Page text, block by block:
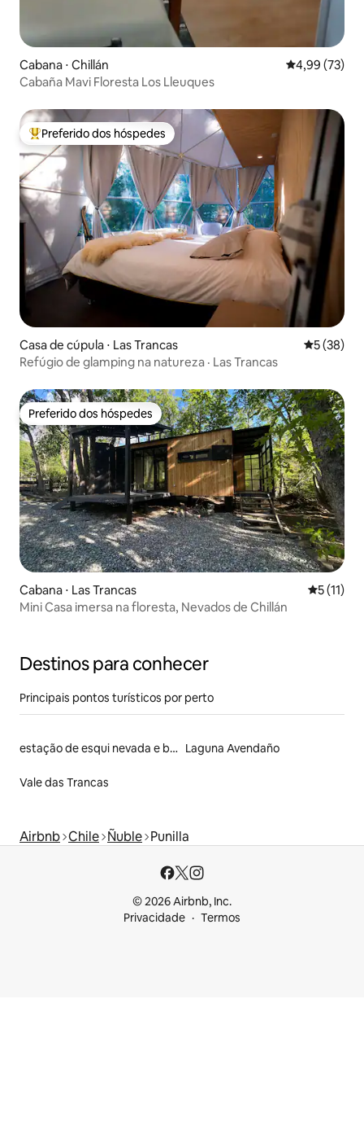
Cabana ⋅ Chillán 4,99 de uma
4,99 (73)
Cabaña Mavi Floresta Los Lleuques
Entre os melhores preferidos dos hóspedes
Preferido dos hóspedes
Casa de cúpula ⋅ Las Trancas 5 de uma
5 (38)
Refúgio de glamping na natureza · Las Trancas
Preferido dos hóspedes
Preferido dos hóspedes
Cabana ⋅ Las Trancas 5 de uma
5 (11)
Mini Casa imersa na floresta, Nevados de Chillán
Destinos para conhecer
Principais pontos turísticos por perto
estação de esqui nevada e barulhenta Laguna Avendaño
Vale das Trancas
Airbnb Chile Ñuble Punilla
© 2026 Airbnb, Inc.
Privacidade
Termos